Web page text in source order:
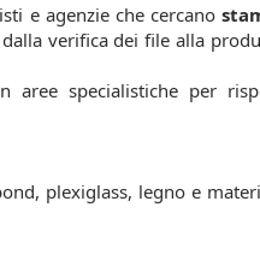
e agenzie che cercano
verifica dei file alla
aree specialistiche per
plexiglass, legno e